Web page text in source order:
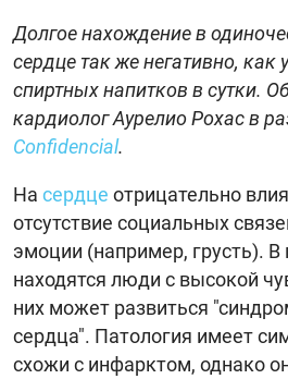
Долгое нахождение в
сердце так же негативно, как
спиртных напитков в сутки.
кардиолог Аурелио Рохас в
Confidencial.
На сердце отрицательно
отсутствие социальных
эмоции (например, грусть). В
находятся люди с высокой
них может развиться
сердца". Патология имеет
схожи с инфарктом, однако